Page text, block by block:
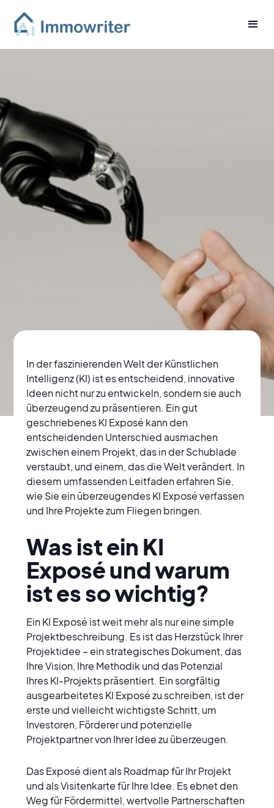
EXPOSÉS
KI Exposé schreiben:
Der ultimative
Leitfaden für
erfolgreiche KI-
Projekte
In der faszinierenden Welt der Künstlichen
Intelligenz (KI) ist es entscheidend, innovative
Ideen nicht nur zu entwickeln, sondern sie auch
überzeugend zu präsentieren. Ein gut
geschriebenes KI Exposé kann den
entscheidenden Unterschied ausmachen
zwischen einem Projekt, das in der Schublade
verstaubt, und einem, das die Welt verändert. In
diesem umfassenden Leitfaden erfahren Sie,
wie Sie ein überzeugendes KI Exposé verfassen
und Ihre Projekte zum Fliegen bringen.
Was ist ein KI
Exposé und warum
ist es so wichtig?
Ein KI Exposé ist weit mehr als nur eine simple
Projektbeschreibung. Es ist das Herzstück Ihrer
Projektidee – ein strategisches Dokument, das
Ihre Vision, Ihre Methodik und das Potenzial
Ihres KI-Projekts präsentiert. Ein sorgfältig
ausgearbeitetes KI Exposé zu schreiben, ist der
erste und vielleicht wichtigste Schritt, um
Investoren, Förderer und potenzielle
Projektpartner von Ihrer Idee zu überzeugen.
Das Exposé dient als Roadmap für Ihr Projekt
und als Visitenkarte für Ihre Idee. Es ebnet den
Weg für Fördermittel, wertvolle Partnerschaften